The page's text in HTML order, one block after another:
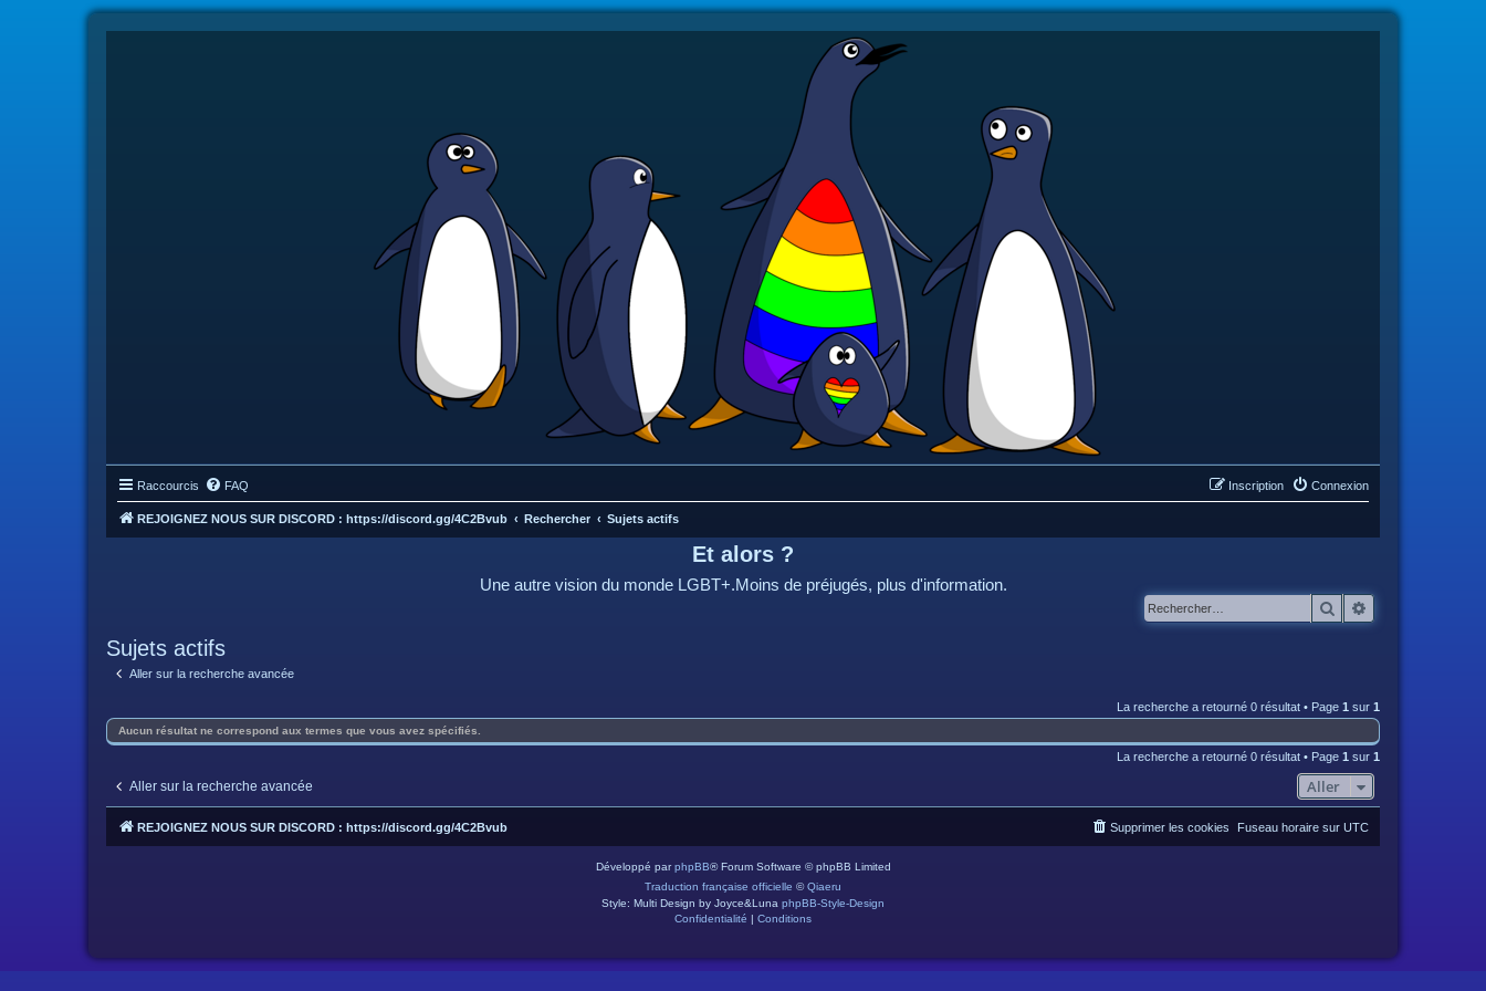
Raccourcis FAQ Connexion
Inscription
REJOIGNEZ NOUS SUR DISCORD : https://discord.gg/4C2Bvub Rechercher Sujets actifs
Et alors ?
Une autre vision du monde LGBT+.Moins de préjugés, plus d'information.
Rechercher
Sujets actifs
Aller sur la recherche avancée
La recherche a retourné 0 résultat • Page 1 sur 1
Aucun résultat ne correspond aux termes que vous avez spécifiés.
La recherche a retourné 0 résultat • Page 1 sur 1
Aller sur la recherche avancée Aller
REJOIGNEZ NOUS SUR DISCORD : https://discord.gg/4C2Bvub Fuseau horaire sur UTC
Supprimer les cookies
Développé parphpBB® Forum Software © phpBB Limited
Traduction française officielle ©Qiaeru
Style: Multi Design by Joyce&Luna phpBB-Style-Design
Confidentialité | Conditions